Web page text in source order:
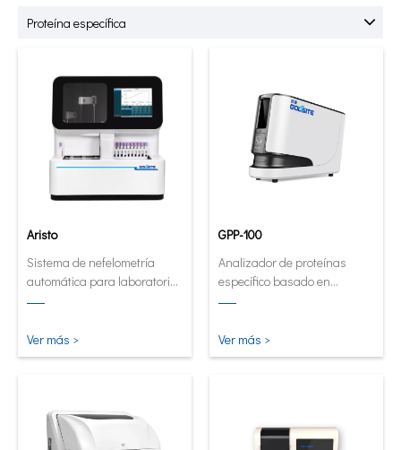
Proteína específica
Aristo
Sistema de nefelometría
automática para laboratorios
de alto volumen.
Ver más >
GPP-100
Analizador de proteínas
específico basado en
cartuchos innovadores.
automática y cuantitativa
ahora en su forma más
Ver más >